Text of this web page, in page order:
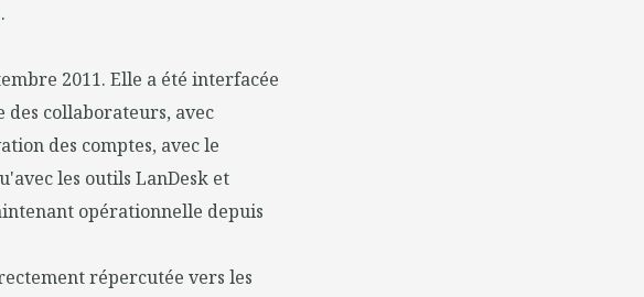
2011. Elle a été interfacée
des collaborateurs, avec
des comptes, avec le
les outils LanDesk et
opérationnelle depuis
répercutée vers les